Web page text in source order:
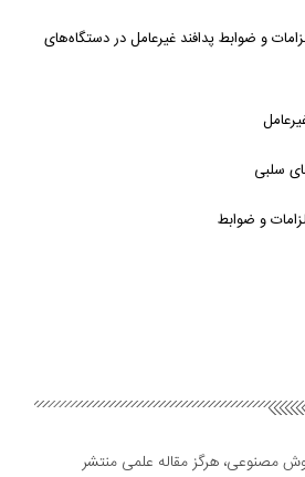
و ضوابط پدافند غیرعامل در دستگاه‌های
سلبی
و ضوابط
مصنوعی، هرگز مقاله علمی منتشر